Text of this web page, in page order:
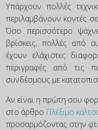
Υπάρχουν πολλές
περιλαμβάνουν κοντές
Όσο περισσότερο
βρίσκεις, πολλές από
έχουν ελάχιστες
περιγραφές από τις
συνδέσμους με
Αν είναι η πρώτη σου
στο άρθρο Πλέξιμο
προσαρμόζοντας στην